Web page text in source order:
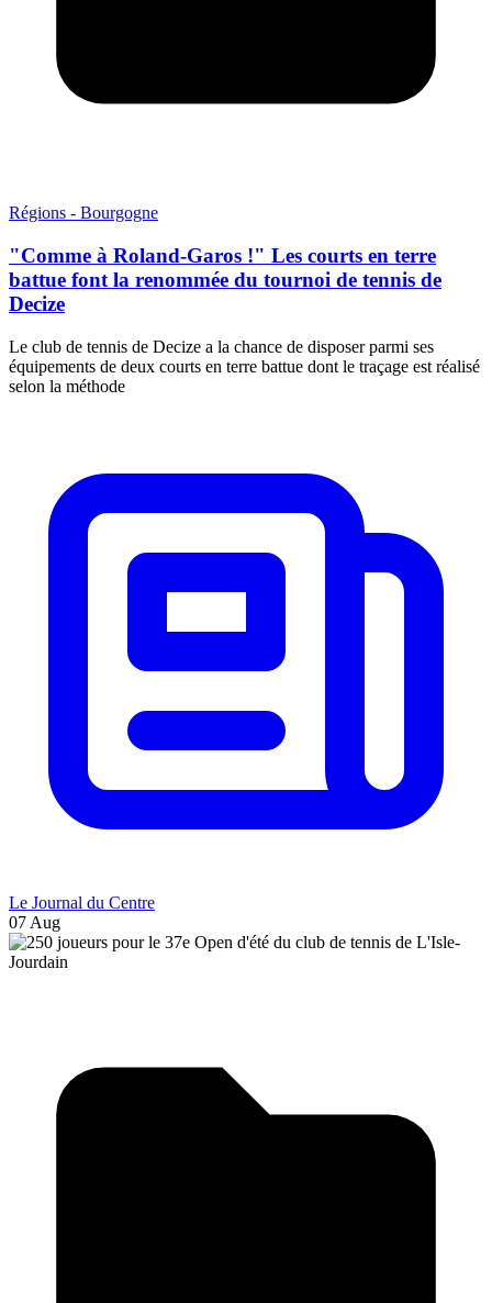
Régions - Bourgogne
"Comme à Roland-Garos !" Les courts en terre
battue font la renommée du tournoi de tennis de
Decize
Le club de tennis de Decize a la chance de disposer parmi ses
équipements de deux courts en terre battue dont le traçage est réalisé
selon la méthode
Le Journal du Centre
07 Aug